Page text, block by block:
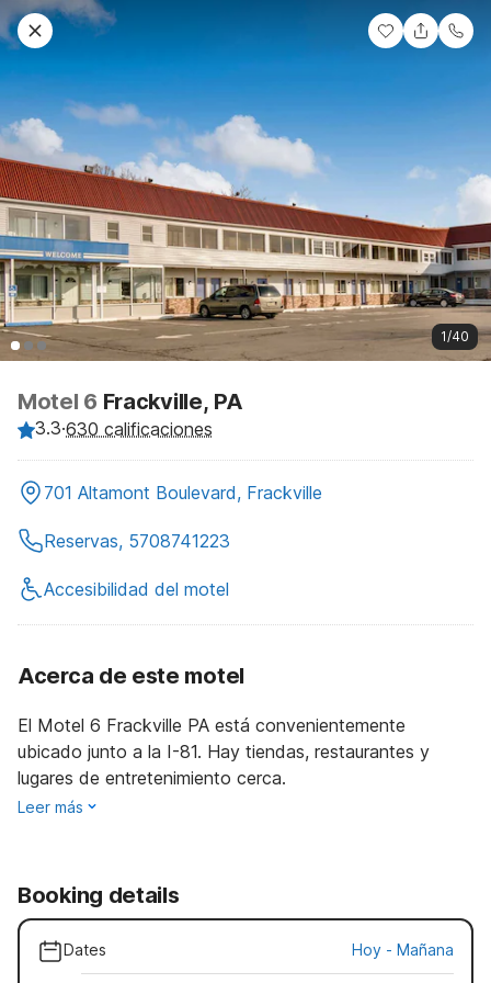
1/40
Motel 6 Frackville, PA
3.3·630 calificaciones
701 Altamont Boulevard, Frackville
Reservas, 5708741223
Accesibilidad del motel
Acerca de este motel
El Motel 6 Frackville PA está convenientemente
ubicado junto a la I-81. Hay tiendas, restaurantes y
lugares de entretenimiento cerca.
Leer más
Booking details
Dates Hoy - Mañana